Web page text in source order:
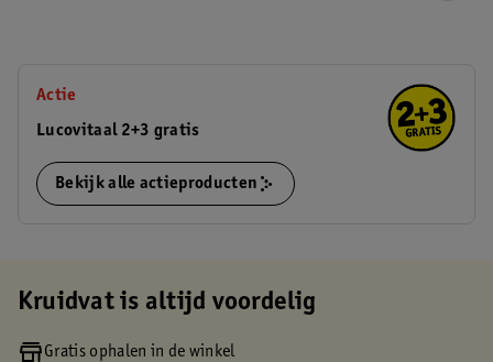
Actie
Lucovitaal 2+3 gratis
Bekijk alle actieproducten
Kruidvat is altijd voordelig
Gratis ophalen in de winkel